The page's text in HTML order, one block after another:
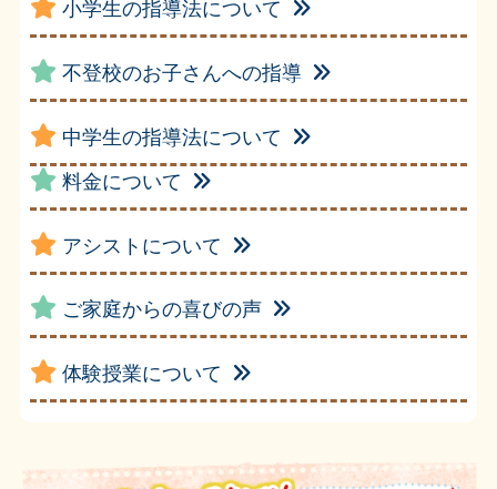
小学生の指導法について
不登校のお子さんへの指導
中学生の指導法について
料金について
アシストについて
ご家庭からの喜びの声
体験授業について